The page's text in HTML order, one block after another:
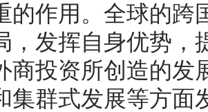
的作用。全球的跨
，发挥自身优势，
商投资所创造的发
集群式发展等方面